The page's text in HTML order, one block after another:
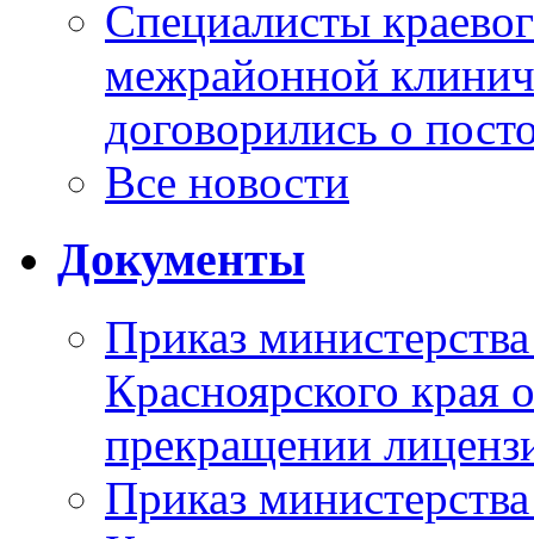
Специалисты
межрайонной
договорились о
Все новости
Документы
Приказ
Красноярского
прекращении
Приказ